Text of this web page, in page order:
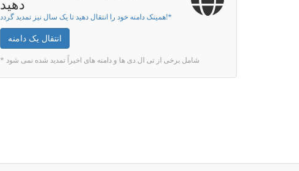
دهید
همینک دامنه خود را انتقال دهید تا یک سال نیز تمدید گردد!*
انتقال یک دامنه
* شامل برخی از تی ال دی ها و دامنه های اخیراً تمدید شده نمی شود